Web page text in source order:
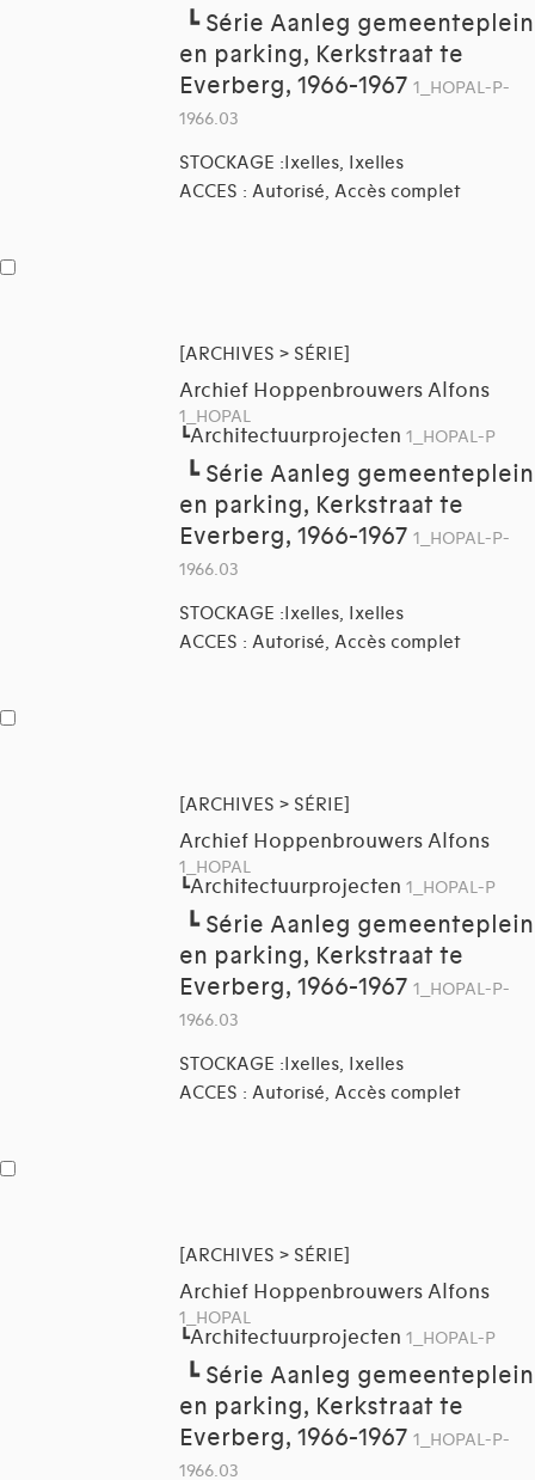
┗ Série Aanleg gemeenteplein
en parking, Kerkstraat te
Everberg, 1966-1967 1_HOPAL-P-
1966.03
STOCKAGE :Ixelles, Ixelles
ACCES : Autorisé, Accès complet
[ARCHIVES > SÉRIE]
Archief Hoppenbrouwers Alfons
1_HOPAL
┗Architectuurprojecten 1_HOPAL-P
┗ Série Aanleg gemeenteplein
en parking, Kerkstraat te
Everberg, 1966-1967 1_HOPAL-P-
1966.03
STOCKAGE :Ixelles, Ixelles
ACCES : Autorisé, Accès complet
[ARCHIVES > SÉRIE]
Archief Hoppenbrouwers Alfons
1_HOPAL
┗Architectuurprojecten 1_HOPAL-P
┗ Série Aanleg gemeenteplein
en parking, Kerkstraat te
Everberg, 1966-1967 1_HOPAL-P-
1966.03
STOCKAGE :Ixelles, Ixelles
ACCES : Autorisé, Accès complet
[ARCHIVES > SÉRIE]
Archief Hoppenbrouwers Alfons
1_HOPAL
┗Architectuurprojecten 1_HOPAL-P
┗ Série Aanleg gemeenteplein
en parking, Kerkstraat te
Everberg, 1966-1967 1_HOPAL-P-
1966.03